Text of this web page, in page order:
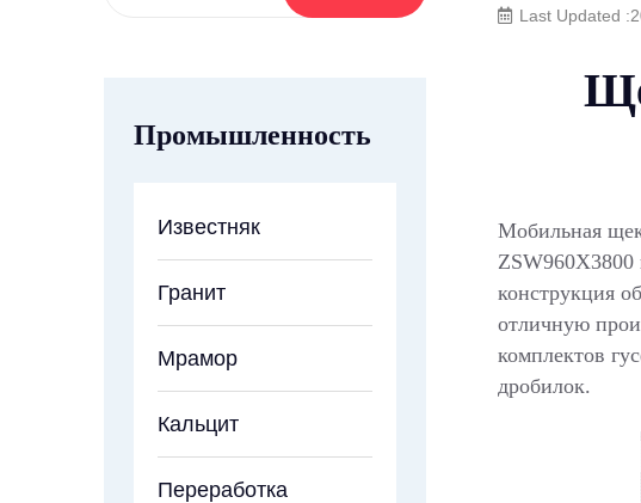
Промышленность
Известняк
Гранит
Мрамор
Кальцит
Переработка
Last Updated
Мобильная
конструкция
отличную
комплектов
дробилок.